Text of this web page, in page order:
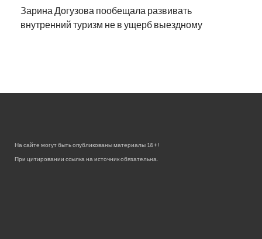
Зарина Догузова пообещала развивать
внутренний туризм не в ущерб выездному
На сайте могут быть опубликованы материалы 18+!
При цитировании ссылка на источник обязательна.